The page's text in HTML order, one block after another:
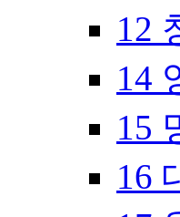
12
14
15
16